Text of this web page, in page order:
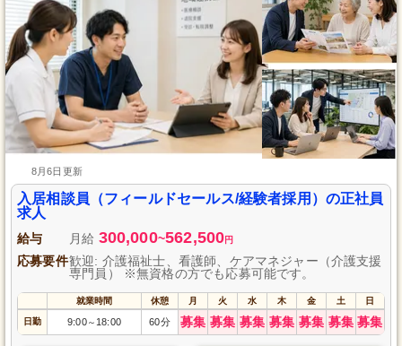
8月6日更新
入居相談員（フィールドセールス/経験者採用）の正社員
求人
給与 月給 300,000~562,500円
応募要件歓迎: 介護福祉士、看護師、ケアマネジャー（介護支援
専門員） ※無資格の方でも応募可能です。
就業時間 休憩 月 火 水 木 金 土 日
日勤 9:00～ 18:00 60分 募集 募集 募集 募集 募集 募集 募集